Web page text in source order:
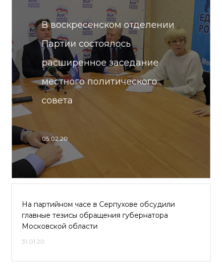
В воскресенском отделении
Партии состоялось
расширенное заседание
местного политического
совета
05.02.20
На партийном часе в Серпухове обсудили
главные тезисы обращения губернатора
Московской области
31.01.20